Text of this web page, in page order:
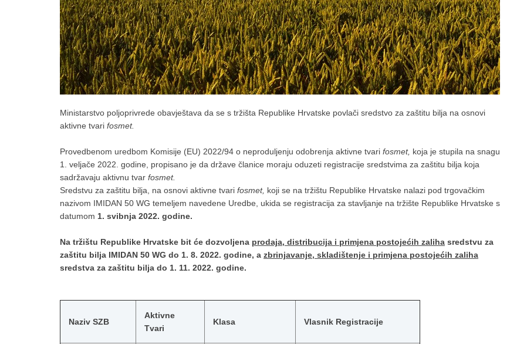
Ministarstvo poljoprivrede obavještava da se s tržišta Republike Hrvatske povlači sredstvo za zaštitu bilja na osnovi
aktivne tvari fosmet.
Provedbenom uredbom Komisije (EU) 2022/94 o neproduljenju odobrenja aktivne tvari fosmet, koja je stupila na snagu
1. veljače 2022. godine, propisano je da države članice moraju oduzeti registracije sredstvima za zaštitu bilja koja
sadržavaju aktivnu tvar fosmet.
Sredstvu za zaštitu bilja, na osnovi aktivne tvari fosmet, koji se na tržištu Republike Hrvatske nalazi pod trgovačkim
nazivom IMIDAN 50 WG temeljem navedene Uredbe, ukida se registracija za stavljanje na tržište Republike Hrvatske s
datumom 1. svibnja 2022. godine.
Na tržištu Republike Hrvatske bit će dozvoljena prodaja, distribucija i primjena postojećih zaliha sredstvu za
zaštitu bilja IMIDAN 50 WG do 1. 8. 2022. godine, a zbrinjavanje, skladištenje i primjena postojećih zaliha
sredstva za zaštitu bilja do 1. 11. 2022. godine.
Naziv SZB
Aktivne
Tvari
Klasa Vlasnik Registracije